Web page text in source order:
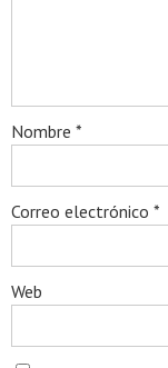
Nombre *
Correo electrónico *
Web